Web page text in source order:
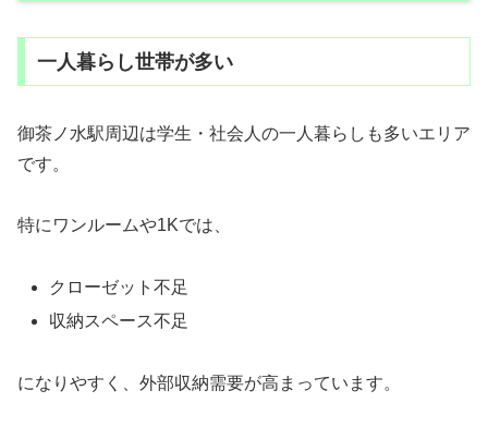
一人暮らし世帯が多い
御茶ノ水駅周辺は学生・社会人の一人暮らしも多いエリア
です。
特にワンルームや1Kでは、
クローゼット不足
収納スペース不足
になりやすく、外部収納需要が高まっています。